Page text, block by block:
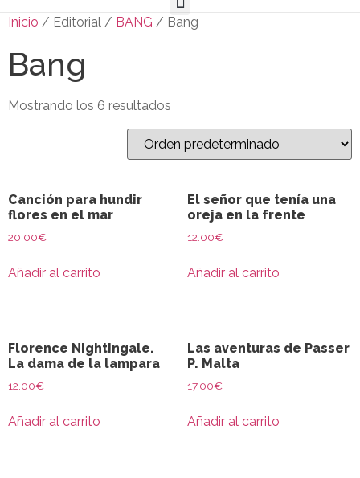
Inicio / Editorial / BANG / Bang
Bang
Mostrando los 6 resultados
Canción para hundir
flores en el mar
20.00€
Añadir al carrito
El señor que tenía una
oreja en la frente
12.00€
Añadir al carrito
Florence Nightingale.
La dama de la lampara
12.00€
Añadir al carrito
Las aventuras de Passer
P. Malta
17.00€
Añadir al carrito